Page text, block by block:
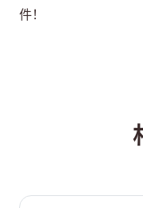
件！